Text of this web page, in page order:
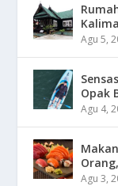
Agu 5,
Opak
Agu 4,
Agu 3,